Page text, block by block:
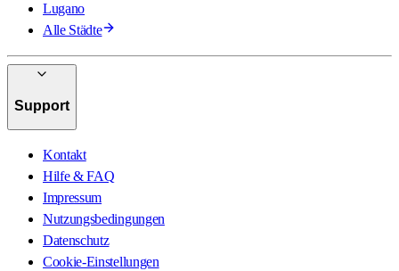
Lugano
Alle Städte
Support
Kontakt
Hilfe & FAQ
Impressum
Nutzungsbedingungen
Datenschutz
Cookie-Einstellungen